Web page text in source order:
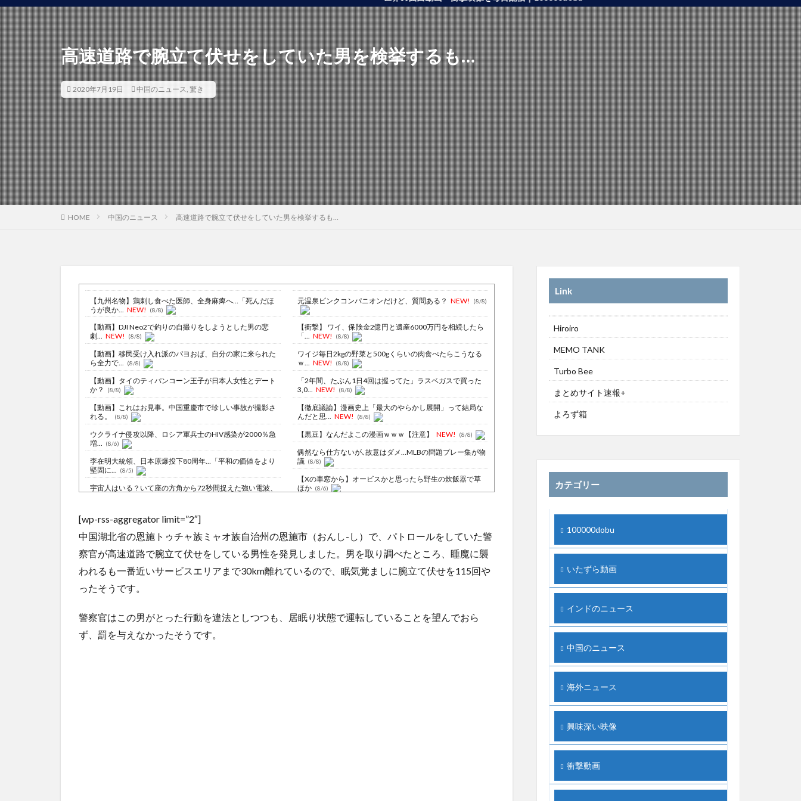
高速道路で腕立て伏せをしていた男を検挙するも…
2020年7月19日 中国のニュース, 驚き
HOME 中国のニュース 高速道路で腕立て伏せをしていた男を検挙するも…
【九州名物】鶏刺し食べた医師、全身麻痺へ…「死んだほ
うが良か...
NEW! (8/8)
【動画】DJI Neo2で釣りの自撮りをしようとした男の悲
劇... NEW! (8/8)
【動画】移民受け入れ派のパヨおば、自分の家に来られた
ら全力で... (8/8)
【動画】タイのティパンコーン王子が日本人女性とデート
か？
(8/8)
【動画】これはお見事。中国重慶市で珍しい事故が撮影さ
れる。
(8/8)
ウクライナ侵攻以降、ロシア軍兵士のHIV感染が2000％急
増... (8/6)
李在明大統領、日本原爆投下80周年…「平和の価値をより
堅固に... (8/5)
宇宙人はいる？いて座の方角から72秒間捉えた強い電波、
【閲覧注意】ケニアのスイカ、あまりにも薄過ぎる・・・
NEW! (8/8)
【悲報】ヤニねこで抜けるキャラ、74%が一致してしま
う・・・ NEW! (8/8)
5chの北斗の拳強さランキング、完成度が高いと話題にｗｗ
ｗｗ
(5/20)
金正恩「経済制裁、正直キツいです・・・本当は核を使う
お知らせ (3/25)
お知らせ (1/26)
元温泉ピンクコンパニオンだけど、質問ある？ NEW! (8/8)
【衝撃】 ワイ、保険金2億円と遺産6000万円を相続したら
「... NEW! (8/8)
ワイジ毎日2kgの野菜と500gくらいの肉食べたらこうなる
ｗ... NEW! (8/8)
「2年間、たぶん1日4回は握ってた」ラスベガスで買った
3,0... NEW! (8/8)
【徹底議論】漫画史上「最大のやらかし展開」って結局な
んだと思... NEW! (8/8)
【黒豆】なんだよこの漫画ｗｗｗ【注意】 NEW! (8/8)
偶然なら仕方ないが､故意はダメ…MLBの問題プレー集が物
議 (8/8)
【Xの車窓から】オービスかと思ったら野生の炊飯器で草
ほか (8/6)
ハードオフに売っていた4万4000円のフィギュアがヤバす
ぎる... (5/20)
海外「この少年にとって忘れられない経験になったな」危
険な手術...
(5/20)
韓国人「野球の天才大谷翔平がML2度目のサヨナラ爆発！4
打数... (5/20)
[wp-rss-aggregator limit=”2″]
中国湖北省の恩施トゥチャ族ミャオ族自治州の恩施市（おんし-し）で、パトロールをしていた警
察官が高速道路で腕立て伏せをしている男性を発見しました。男を取り調べたところ、睡魔に襲
われるも一番近いサービスエリアまで30km離れているので、眠気覚ましに腕立て伏せを115回や
ったそうです。
警察官はこの男がとった行動を違法としつつも、居眠り状態で運転していることを望んでおら
ず、罰を与えなかったそうです。
Link
Hiroiro
MEMO TANK
Turbo Bee
まとめサイト速報+
よろず箱
カテゴリー
100000dobu
いたずら動画
インドのニュース
中国のニュース
海外ニュース
興味深い映像
衝撃動画